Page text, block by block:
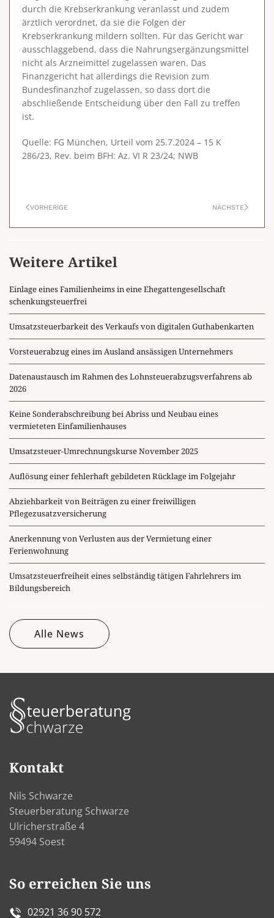
durch die Krebserkrankung veranlasst und zudem
ärztlich verordnet, da sie die Folgen der
Krebserkrankung mildern sollten. Für das Gericht war
ausschlaggebend, dass die Nahrungsergänzungsmittel
nicht als Arzneimittel zugelassen waren. Das
Finanzgericht hat allerdings die Revision zum
Bundesfinanzhof zugelassen, so dass dort die
abschließende Entscheidung über den Fall zu treffen
ist.
Quelle: FG München, Urteil vom 25.7.2024 – 15 K
286/23, Rev. beim BFH: Az. VI R 23/24; NWB
VORHERIGE NÄCHSTE
Weitere Artikel
Einlage eines Familienheims in eine Ehegattengesellschaft
schenkungsteuerfrei
Umsatzsteuerbarkeit des Verkaufs von digitalen Guthabenkarten
Vorsteuerabzug eines im Ausland ansässigen Unternehmers
Datenaustausch im Rahmen des Lohnsteuerabzugsverfahrens ab
2026
Keine Sonderabschreibung bei Abriss und Neubau eines
vermieteten Einfamilienhauses
Umsatzsteuer-Umrechnungskurse November 2025
Auflösung einer fehlerhaft gebildeten Rücklage im Folgejahr
Abziehbarkeit von Beiträgen zu einer freiwilligen
Pflegezusatzversicherung
Anerkennung von Verlusten aus der Vermietung einer
Ferienwohnung
Umsatzsteuerfreiheit eines selbständig tätigen Fahrlehrers im
Bildungsbereich
Alle News
Kontakt
Nils Schwarze
Steuerberatung Schwarze
Ulricherstraße 4
59494 Soest
So erreichen Sie uns
02921 36 90 572